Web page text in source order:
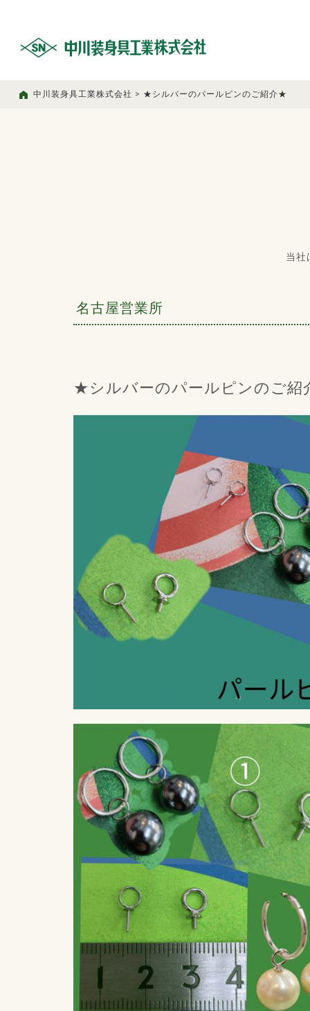
中川装身具工業株式会社 > ★シルバーのパールピンのご紹介★
当社
名古屋営業所
★シルバーのパールピンのご